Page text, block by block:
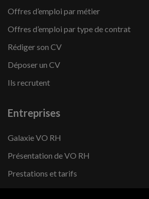
Offres d’emploi par métier
Offres d’emploi par type de contrat
Rédiger son CV
Déposer un CV
Ils recrutent
Entreprises
Galaxie VO RH
Présentation de VO RH
Prestations et tarifs